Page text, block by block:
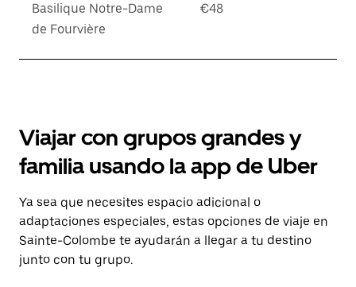
Basilique Notre-Dame
de Fourvière
€48
Viajar con grupos grandes y
familia usando la app de Uber
Ya sea que necesites espacio adicional o
adaptaciones especiales, estas opciones de viaje en
Sainte-Colombe te ayudarán a llegar a tu destino
junto con tu grupo.